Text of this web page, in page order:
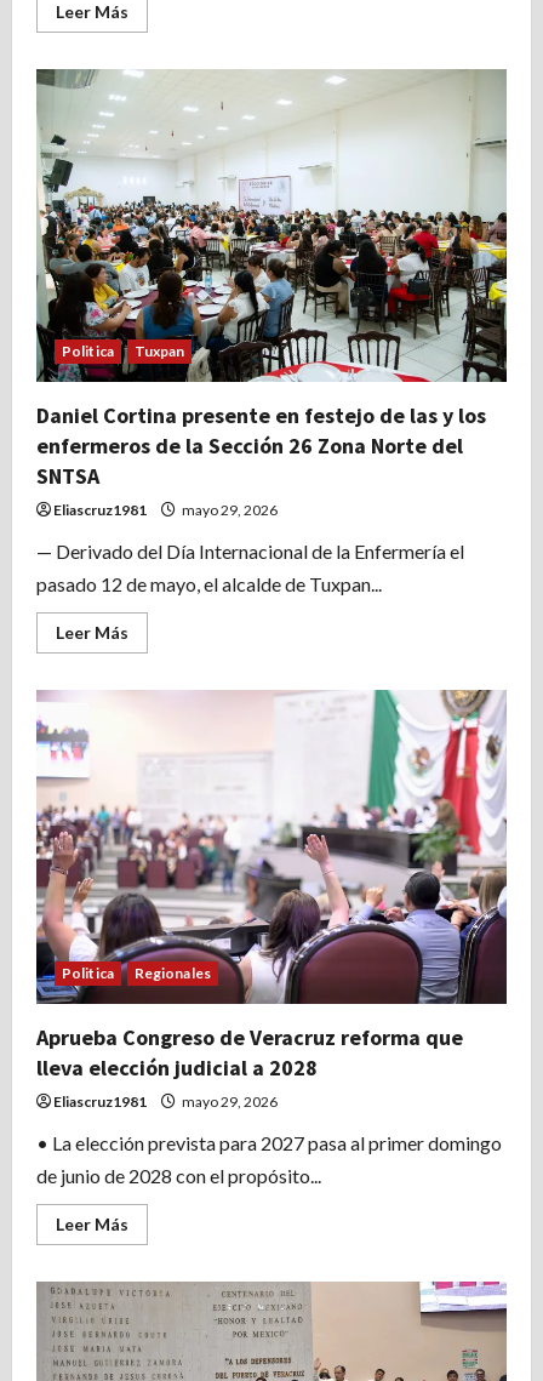
Leer Más
más
Suman
sanear
y
preservar
el
Sistema
Lagunario
de
Tampamachoco
Politica Tuxpan
Daniel Cortina presente en festejo de las y los
enfermeros de la Sección 26 Zona Norte del
SNTSA
Eliascruz1981 mayo 29, 2026
— Derivado del Día Internacional de la Enfermería el
pasado 12 de mayo, el alcalde de Tuxpan...
Leer Más
más
las
y
los
enfermeros
de
la
Sección
26
Zona
Norte
del
SNTSA
Politica Regionales
Aprueba Congreso de Veracruz reforma que
lleva elección judicial a 2028
Eliascruz1981 mayo 29, 2026
• La elección prevista para 2027 pasa al primer domingo
de junio de 2028 con el propósito...
Leer Más
más
Aprueba
de
Veracruz
reforma
que